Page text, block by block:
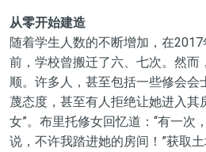
从零开始建造
随着学生人数的不断增加，在
前，学校曾搬迁了六、七次。然而
顺。许多人，甚至包括一些修会会
蔑态度，甚至有人拒绝让她进入其
女”。布里托修女回忆道：“有一次
说，不许我踏进她的房间！”获取